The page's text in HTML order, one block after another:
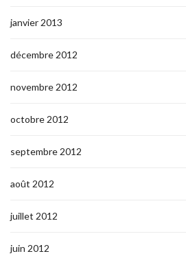
janvier 2013
décembre 2012
novembre 2012
octobre 2012
septembre 2012
août 2012
juillet 2012
juin 2012